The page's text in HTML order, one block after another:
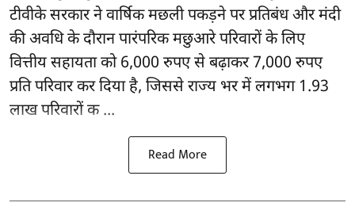
टीवीके सरकार ने वार्षिक मछली पकड़ने पर प्रतिबंध और मंदी
की अवधि के दौरान पारंपरिक मछुआरे परिवारों के लिए
वित्तीय सहायता को 6,000 रुपए से बढ़ाकर 7,000 रुपए
प्रति परिवार कर दिया है, जिससे राज्य भर में लगभग 1.93
लाख परिवारों क ...
Read More